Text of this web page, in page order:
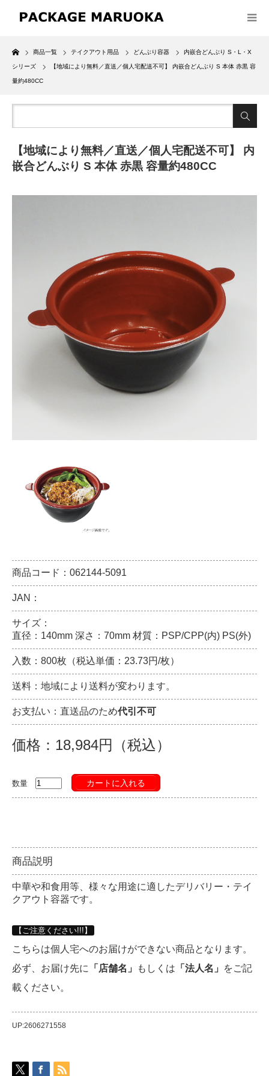
Home
商品一覧 テイクアウト用品 どんぶり容器 内嵌合どんぶり S・L・X
シリーズ 【地域により無料／直送／個人宅配送不可】 内嵌合どんぶり S 本体 赤黒 容
量約480CC
【地域により無料／直送／個人宅配送不可】 内
嵌合どんぶり S 本体 赤黒 容量約480CC
商品コード：062144-5091
JAN：
サイズ：
直径：140mm 深さ：70mm 材質：PSP/CPP(内) PS(外)
入数：800枚（税込単価：23.73円/枚）
送料：地域により送料が変わります。
お支払い：直送品のため代引不可
価格：18,984円（税込）
数量 カートに入れる
商品説明
中華や和食用等、様々な用途に適したデリバリー・テイ
クアウト容器です。
【ご注意ください!!!】
こちらは個人宅へのお届けができない商品となります。
必ず、お届け先に
「店舗名」 もしくは 「法人名」
をご記
載ください。
UP:2606271558